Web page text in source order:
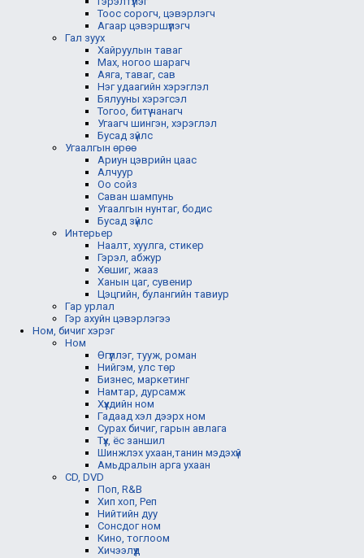
Тоос сорогч, цэвэрлэгч
Агаар цэвэршүүлэгч
Гал зуух
Хайруулын таваг
Мах, ногоо шарагч
Аяга, таваг, сав
Нэг удаагийн хэрэглэл
Бялууны хэрэгсэл
Тогоо, битүү чанагч
Угаагч шингэн, хэрэглэл
Бусад зүйлс
Угаалгын өрөө
Ариун цэврийн цаас
Алчуур
Оо сойз
Саван шампунь
Угаалгын нунтаг, бодис
Бусад зүйлс
Интерьер
Наалт, хуулга, стикер
Гэрэл, абжур
Хөшиг, жааз
Ханын цаг, сувенир
Цэцгийн, булангийн тавиур
Гар урлал
Гэр ахуйн цэвэрлэгээ
Ном, бичиг хэрэг
Ном
Өгүүллэг, тууж, роман
Нийгэм, улс төр
Бизнес, маркетинг
Намтар, дурсамж
Хүүхдийн ном
Гадаад хэл дээрх ном
Сурах бичиг, гарын авлага
Түүх, ёс заншил
Шинжлэх ухаан,танин мэдэхүй
Амьдралын арга ухаан
CD, DVD
Поп, R&B
Хип хоп, Реп
Нийтийн дуу
Сонсдог ном
Кино, тоглоом
Хичээлүүд